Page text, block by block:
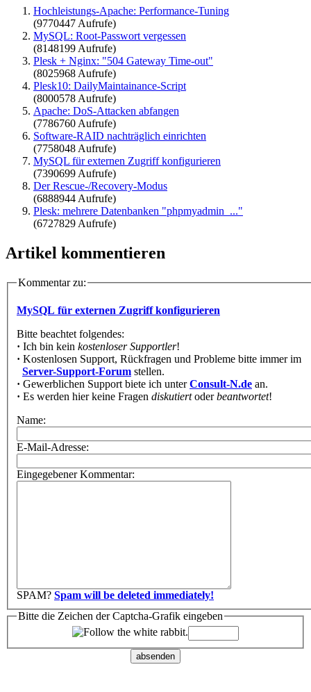
Hochleistungs-Apache: Performance-Tuning
(9770447 Aufrufe)
MySQL: Root-Passwort vergessen
(8148199 Aufrufe)
Plesk + Nginx: "504 Gateway Time-out"
(8025968 Aufrufe)
Plesk10: DailyMaintainance-Script
(8000578 Aufrufe)
Apache: DoS-Attacken abfangen
(7786760 Aufrufe)
Software-RAID nachträglich einrichten
(7758048 Aufrufe)
MySQL für externen Zugriff konfigurieren
(7390699 Aufrufe)
Der Rescue-/Recovery-Modus
(6888944 Aufrufe)
Plesk: mehrere Datenbanken "phpmyadmin_..."
(6727829 Aufrufe)
Artikel kommentieren
Kommentar zu:
MySQL für externen Zugriff konfigurieren
Bitte beachtet folgendes:
· Ich bin kein kostenloser Supportler!
· Kostenlosen Support, Rückfragen und Probleme bitte immer im
Server-Support-Forum stellen.
· Gewerblichen Support biete ich unterConsult-N.de an.
· Es werden hier keine Fragen diskutiertoderbeantwortet!
Name:
E-Mail-Adresse:
Eingegebener Kommentar:
SPAM? Spam will be deleted immediately!
Bitte die Zeichen der Captcha-Grafik eingeben